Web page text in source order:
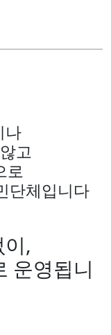
나
고
로
단체입니다
,
운영됩니